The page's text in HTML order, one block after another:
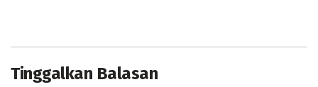
Tinggalkan Balasan